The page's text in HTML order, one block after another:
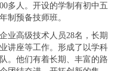
多人。开设的学制有初中五
制预备技师班。
业高级技术人员28名，长期
讲座等工作。形成了以学科
。他们有着长期、丰富的路